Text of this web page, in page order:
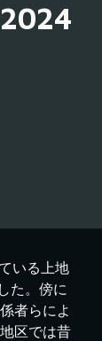
いる上地
た。傍に
者らによ
区では昔